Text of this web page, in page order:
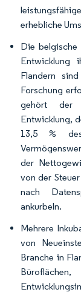
erhebliche
Die belgische
Entwicklung
Flandern
Forschung
gehört der
Entwicklung,
13,5 % des
der
von der
nach
ankurbeln.
Mehrere
von
Branche in